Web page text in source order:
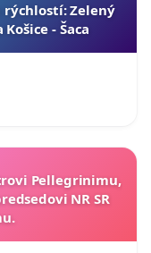
rýchlostí: Zelený
- Šaca
Pellegrinimu,
NR SR